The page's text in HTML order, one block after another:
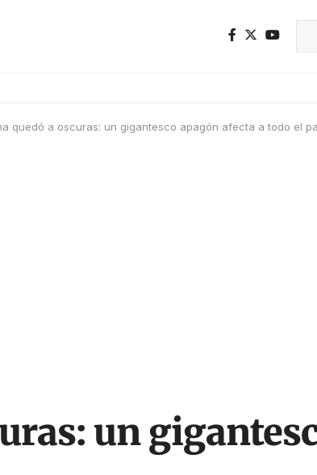
quedó a oscuras: un gigantesco apagón afecta a todo el
un